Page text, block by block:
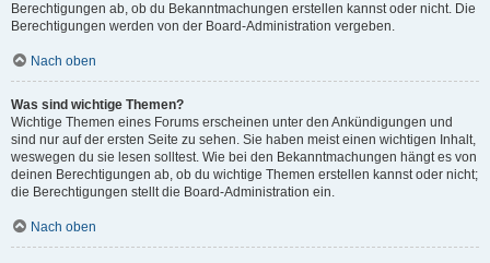
Berechtigungen ab, ob du Bekanntmachungen erstellen kannst oder nicht. Die
Berechtigungen werden von der Board-Administration vergeben.
Nach oben
Was sind wichtige Themen?
Wichtige Themen eines Forums erscheinen unter den Ankündigungen und
sind nur auf der ersten Seite zu sehen. Sie haben meist einen wichtigen Inhalt,
weswegen du sie lesen solltest. Wie bei den Bekanntmachungen hängt es von
deinen Berechtigungen ab, ob du wichtige Themen erstellen kannst oder nicht;
die Berechtigungen stellt die Board-Administration ein.
Nach oben